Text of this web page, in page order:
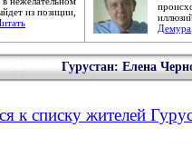
из позиции,
Демура
Гурустан: Елена
к списку жителей